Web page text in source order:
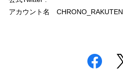
アカウント名 CHRONO_RAKUTEN